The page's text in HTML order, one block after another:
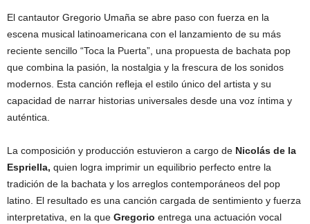
El cantautor Gregorio Umaña se abre paso con fuerza en la
escena musical latinoamericana con el lanzamiento de su más
reciente sencillo “Toca la Puerta”, una propuesta de bachata pop
que combina la pasión, la nostalgia y la frescura de los sonidos
modernos. Esta canción refleja el estilo único del artista y su
capacidad de narrar historias universales desde una voz íntima y
auténtica.
La composición y producción estuvieron a cargo de Nicolás de la
Espriella, quien logra imprimir un equilibrio perfecto entre la
tradición de la bachata y los arreglos contemporáneos del pop
latino. El resultado es una canción cargada de sentimiento y fuerza
interpretativa, en la que Gregorio entrega una actuación vocal